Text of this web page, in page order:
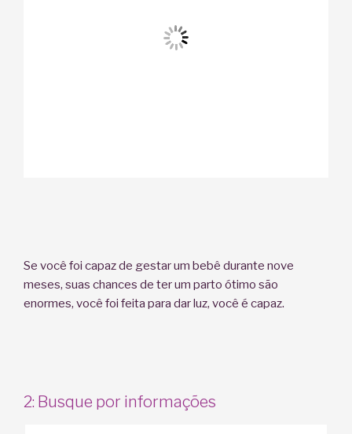
Se você foi capaz de gestar um bebê durante nove
meses, suas chances de ter um parto ótimo são
enormes, você foi feita para dar luz, você é capaz.
2: Busque por informações